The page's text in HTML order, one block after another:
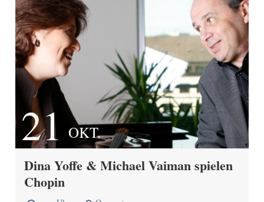
21 OKT.
Dina Yoffe & Michael Vaiman spielen
Chopin